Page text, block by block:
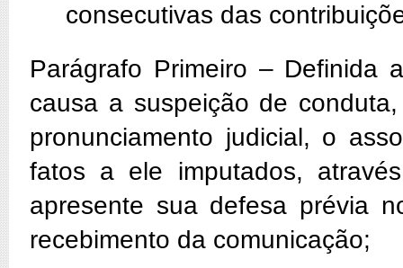
consecutivas das
Parágrafo Primeiro – Definida
causa a suspeição de
pronunciamento judicial, o
fatos a ele imputados,
apresente sua defesa prévia
recebimento da comunicação;